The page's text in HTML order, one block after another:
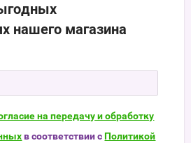
нашего магазина
на передачу и обработку
в соответствии сПолитикой